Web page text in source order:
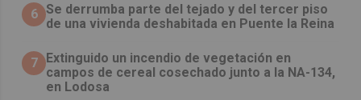
6 Se derrumba parte del tejado y del tercer piso
de una vivienda deshabitada en Puente la Reina
7 Extinguido un incendio de vegetación en
campos de cereal cosechado junto a la NA-134,
en Lodosa